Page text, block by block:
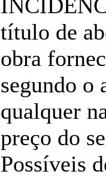
título de
obra
segundo o
qualquer
preço do
Possíveis